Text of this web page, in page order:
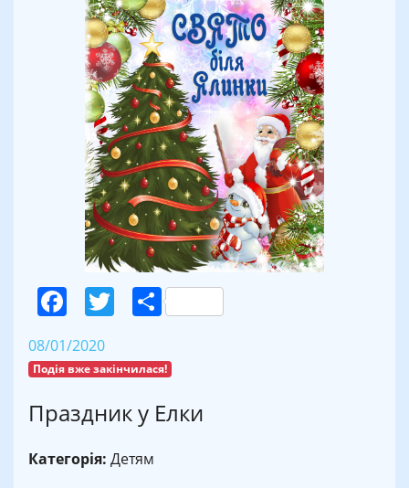
Facebook
Twitter
Поділитися
08/01/2020
Подія вже закінчилася!
Праздник у Елки
Категорія: Детям